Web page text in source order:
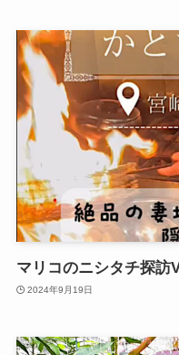
マリコのニシタチ探訪
2024年9月19日